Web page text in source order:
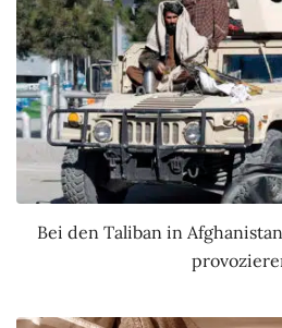
Bei den Taliban in